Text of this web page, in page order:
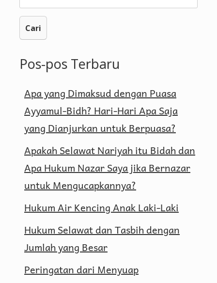
untuk:
Pos-pos Terbaru
Apa yang Dimaksud dengan Puasa
Ayyamul-Bidh? Hari-Hari Apa Saja
yang Dianjurkan untuk Berpuasa?
Apakah Selawat Nariyah itu Bidah dan
Apa Hukum Nazar Saya jika Bernazar
untuk Mengucapkannya?
Hukum Air Kencing Anak Laki-Laki
Hukum Selawat dan Tasbih dengan
Jumlah yang Besar
Peringatan dari Menyuap